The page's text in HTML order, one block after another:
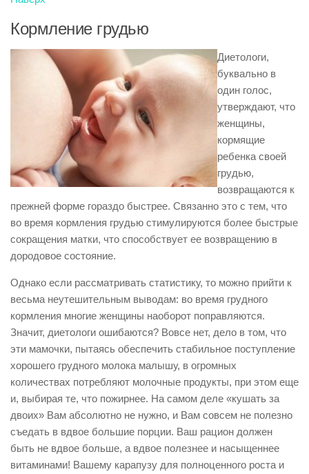
Кормление грудью
Диетологи,
буквально в
один голос,
утверждают, что
женщины,
кормящие
ребенка своей
грудью,
возвращаются к
прежней форме гораздо быстрее. Связанно это с тем, что
во время кормления грудью стимулируются более быстрые
сокращения матки, что способствует ее возвращению в
дородовое состояние.
Однако если рассматривать статистику, то можно прийти к
весьма неутешительным выводам: во время грудного
кормления многие женщины наоборот поправляются.
Значит, диетологи ошибаются? Вовсе нет, дело в том, что
эти мамочки, пытаясь обеспечить стабильное поступление
хорошего грудного молока малышу, в огромных
количествах потребляют молочные продукты, при этом еще
и, выбирая те, что пожирнее. На самом деле «кушать за
двоих» Вам абсолютно не нужно, и Вам совсем не полезно
съедать в вдвое большие порции. Ваш рацион должен
быть не вдвое больше, а вдвое полезнее и насыщеннее
витаминами! Вашему карапузу для полноценного роста и